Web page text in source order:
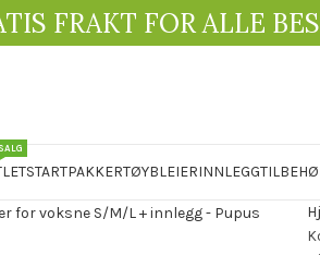
FRAKT FOR ALLE
SALG
STARTPAKKERTØYBLEIERINNLEGG